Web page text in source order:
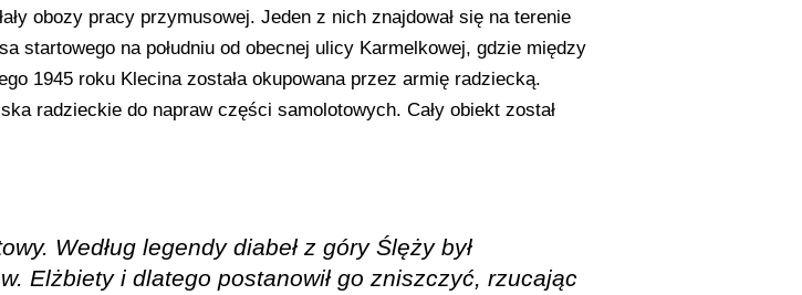
obozy pracy przymusowej. Jeden z nich znajdował się na terenie
startowego na południu od obecnej ulicy Karmelkowej, gdzie między
1945 roku Klecina została okupowana przez armię radziecką.
radzieckie do napraw części samolotowych. Cały obiekt został
Według legendy diabeł z góry Ślęży był
Elżbiety i dlatego postanowił go zniszczyć, rzucając